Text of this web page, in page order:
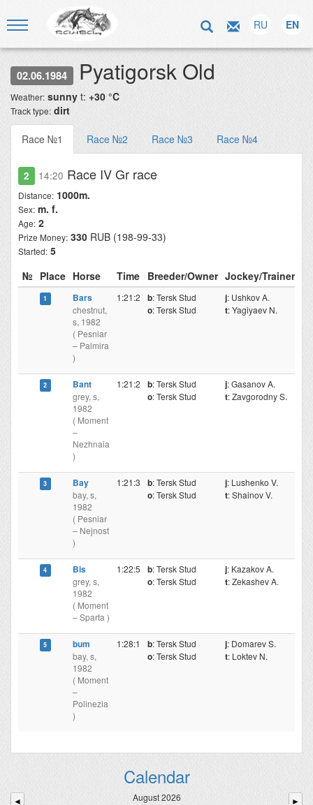
RU EN
02.06.1984 Pyatigorsk Old
Weather: sunny t: +30 °C
Track type: dirt
Race №1 Race №2 Race №3 Race №4
2 14:20 Race IV Gr race
Distance: 1000m.
Sex: m. f.
Age: 2
Prize Money: 330 RUB (198-99-33)
Started: 5
№
Place Horse Time Breeder/Owner Jockey/Trainer
Bars
chestnut,
s, 1982
( Pesniar
– Palmira
1:21:2 b: Tersk Stud
o: Tersk Stud
: Ushkov A.
t: Yagiyaev N.
Bant
grey, s,
1982
( Moment
Nezhnaia
1:21:2 b: Tersk Stud
o: Tersk Stud
j: Gasanov A.
t: Zavgorodny S.
Bay
bay, s,
1982
( Pesniar
– Nejnost
1:21:3 b: Tersk Stud
o: Tersk Stud
: Lushenko V.
t: Shainov V.
Bis
grey, s,
1982
( Moment
– Sparta )
1:22:5 b: Tersk Stud
o: Tersk Stud
: Kazakov A.
t: Zekashev A.
bum
bay, s,
1982
( Moment
Polinezia
1:28:1 b: Tersk Stud
o: Tersk Stud
: Domarev S.
: Loktev N.
Calendar
◄ August 2026 ►